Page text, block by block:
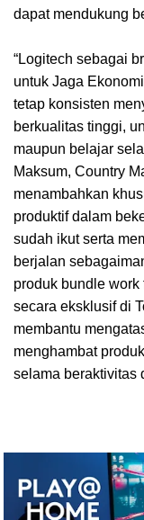
dapat mendukung
“Logitech sebagai
untuk Jaga
tetap konsisten
berkualitas tinggi,
maupun belajar
Maksum, Country
menambahkan
produktif dalam
sudah ikut serta
berjalan
produk bundle
secara eksklusif di
membantu
menghambat
selama beraktivitas